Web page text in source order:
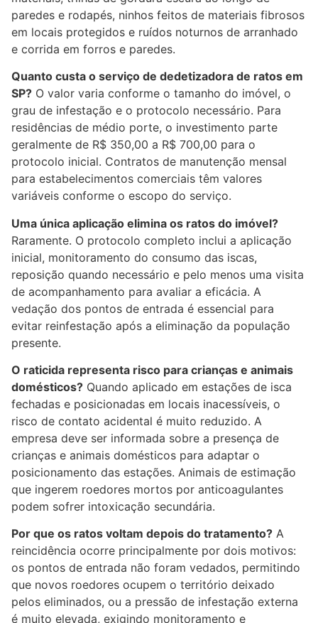
paredes e rodapés, ninhos feitos de materiais fibrosos
em locais protegidos e ruídos noturnos de arranhado
e corrida em forros e paredes.
Quanto custa o serviço de dedetizadora de ratos em
SP? O valor varia conforme o tamanho do imóvel, o
grau de infestação e o protocolo necessário. Para
residências de médio porte, o investimento parte
geralmente de R$ 350,00 a R$ 700,00 para o
protocolo inicial. Contratos de manutenção mensal
para estabelecimentos comerciais têm valores
variáveis conforme o escopo do serviço.
Uma única aplicação elimina os ratos do imóvel?
Raramente. O protocolo completo inclui a aplicação
inicial, monitoramento do consumo das iscas,
reposição quando necessário e pelo menos uma visita
de acompanhamento para avaliar a eficácia. A
vedação dos pontos de entrada é essencial para
evitar reinfestação após a eliminação da população
presente.
O raticida representa risco para crianças e animais
domésticos? Quando aplicado em estações de isca
fechadas e posicionadas em locais inacessíveis, o
risco de contato acidental é muito reduzido. A
empresa deve ser informada sobre a presença de
crianças e animais domésticos para adaptar o
posicionamento das estações. Animais de estimação
que ingerem roedores mortos por anticoagulantes
podem sofrer intoxicação secundária.
Por que os ratos voltam depois do tratamento? A
reincidência ocorre principalmente por dois motivos:
os pontos de entrada não foram vedados, permitindo
que novos roedores ocupem o território deixado
pelos eliminados, ou a pressão de infestação externa
é muito elevada, exigindo monitoramento e